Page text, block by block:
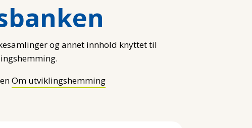
og annet innhold knyttet til
Om utviklingshemming